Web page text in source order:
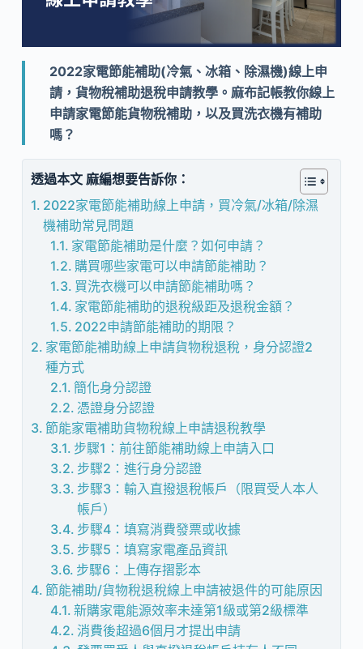
2022家電節能補助(冷氣、冰箱、除濕機)線上申
請，貨物稅補助退稅申請教學。麻布記帳教你線上
申請家電節能貨物稅補助，以及買洗衣機有補助
嗎？
透過本文 麻編想要告訴你：
2022家電節能補助線上申請，買冷氣/冰箱/除濕
機補助常見問題
家電節能補助是什麼？如何申請？
購買哪些家電可以申請節能補助？
買洗衣機可以申請節能補助嗎？
家電節能補助的退稅級距及退稅金額？
2022申請節能補助的期限？
家電節能補助線上申請貨物稅退稅，身分認證2
種方式
簡化身分認證
憑證身分認證
節能家電補助貨物稅線上申請退稅教學
步驟1：前往節能補助線上申請入口
步驟2：進行身分認證
步驟3：輸入直撥退稅帳戶（限買受人本人
帳戶）
步驟4：填寫消費發票或收據
步驟5：填寫家電產品資訊
步驟6：上傳存摺影本
節能補助/貨物稅退稅線上申請被退件的可能原因
新購家電能源效率未達第1級或第2級標準
消費後超過6個月才提出申請